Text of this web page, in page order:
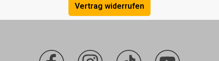
Vertrag widerrufen